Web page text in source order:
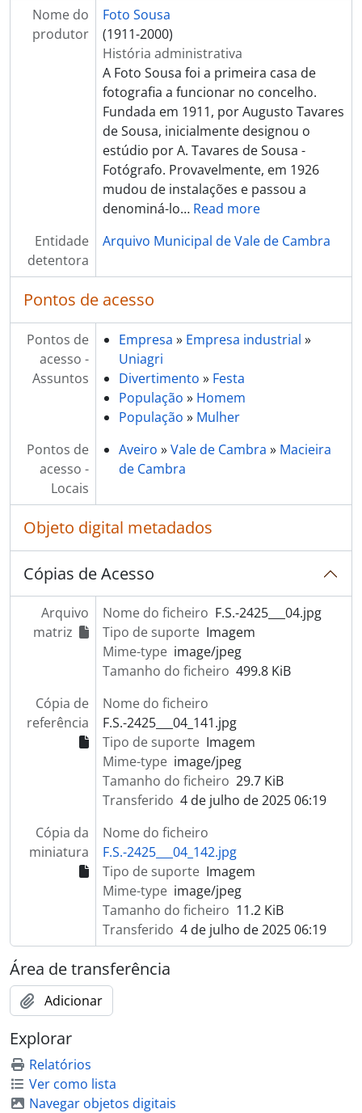
[Documento simples] Equipamento industrial
[Documento simples] Equipamento industrial
[Documento simples] Equipamento industrial
[Documento simples] Equipamento industrial
[Documento simples] Equipamento industrial
[Documento simples] Equipamento industrial
[Documento simples] Equipamento industrial
[Documento simples] Malaxadora manual para salgar manteiga
[Documento simples] Malaxadora manual para salgar manteiga
[Documento simples] Malaxadora manual para salgar manteiga
[Documento simples] Equipamento industrial
[Documento simples] Equipamento industrial
[Documento simples] Equipamento industrial
[Documento simples] Equipamento industrial
[Documento simples] Equipamento industrial
[Documento simples] Equipamento industrial
[Documento simples] Equipamento industrial
[Documento simples] Equipamento industrial
[Documento simples] Equipamento industrial
[Documento simples] Equipamento industrial
[Documento simples] Equipamento industrial
[Documento simples] Prensa para queijo
[Documento simples] Prensa para queijo
[Documento simples] Serração Moreira Paiva & Filhos
[Documento simples] Serração Moreira Paiva & Filhos
[Documento simples] Peça metálica
[Documento simples] Peça metálica
[Documento simples] Peça metálica
[Documento simples] Peça metálica
[Documento simples] Peça metálica
[Documento simples] Equipamento industrial
[Documento simples] Equipamento industrial
[Documento simples] Equipamento industrial
[Documento simples] Equipamento industrial
[Documento simples] Equipamento industrial
[Documento simples] Equipamento industrial
[Documento simples] Manteiga enlatada
[Documento simples] Incêndio
[Documento simples] Balde
[Documento simples] Equipamento industrial
[Documento simples] Equipamento industrial
[Documento simples] Cofre
[Documento simples] Gráfica Cambrense
[Documento simples] Construção da Central Hidroeléctrica do Caima Lda
[Documento simples] Baldes
[Documento simples] Fogão a lenha
[Documento simples] Cofre
[Documento simples] Central Hidroeléctrica do Caima Lda
[Séries] Álbuns de fotografias
Nome do
produtor
Foto Sousa
(1911-2000)
História administrativa
A Foto Sousa foi a primeira casa de
fotografia a funcionar no concelho.
Fundada em 1911, por Augusto Tavares
de Sousa, inicialmente designou o
estúdio por A. Tavares de Sousa -
Fotógrafo. Provavelmente, em 1926
mudou de instalações e passou a
denominá-lo… Read more
Entidade
detentora
Arquivo Municipal de Vale de Cambra
Pontos de acesso
Pontos de
acesso -
Assuntos
Empresa » Empresa industrial »
Uniagri
Divertimento » Festa
População » Homem
População » Mulher
Pontos de
acesso -
Locais
Aveiro »Vale de Cambra » Macieira
de Cambra
Objeto digital metadados
Cópias de Acesso
Arquivo
matriz
Nome do ficheiro F.S.-2425___04.jpg
Tipo de suporte Imagem
Mime-type image/jpeg
Tamanho do ficheiro 499.8 KiB
Cópia de
referência
Nome do ficheiro
F.S.-2425___04_141.jpg
Tipo de suporte Imagem
Mime-type image/jpeg
Tamanho do ficheiro 29.7 KiB
Transferido 4 de julho de 2025 06:19
Cópia da
miniatura
Nome do ficheiro
F.S.-2425___04_142.jpg
Tipo de suporte Imagem
Mime-type image/jpeg
Tamanho do ficheiro 11.2 KiB
Transferido 4 de julho de 2025 06:19
Área de transferência
Adicionar
Explorar
Relatórios
Ver como lista
Navegar objetos digitais